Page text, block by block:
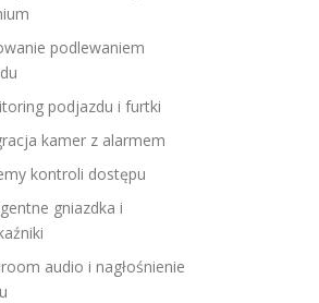
podlewaniem
podjazdu i furtki
kamer z alarmem
kontroli dostępu
gniazdka i
audio i nagłośnienie